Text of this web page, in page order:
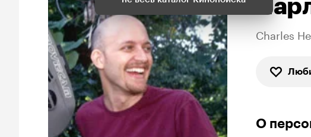
Charles
О